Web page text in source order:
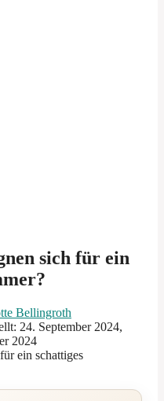
sich für ein
Bellingroth
24. September 2024,
2024